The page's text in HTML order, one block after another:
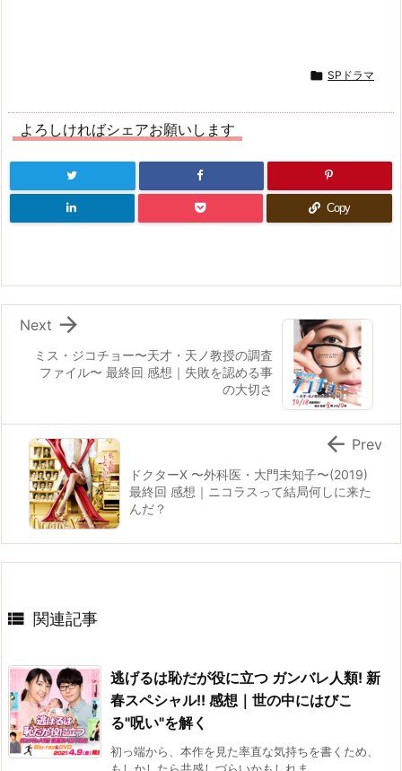
 SPドラマ
よろしければシェアお願いします
Copy
ミス・ジコチョー〜天才・天ノ教授の調査
ファイル〜 最終回 感想｜失敗を認める事
の大切さ

Next
ドクターX 〜外科医・大門未知子〜(2019)
最終回 感想｜ニコラスって結局何しに来た
んだ？
 Prev
 関連記事
逃げるは恥だが役に立つ ガンバレ人類! 新
春スペシャル!! 感想｜世の中にはびこ
る"呪い"を解く
初っ端から、本作を見た率直な気持ちを書くため、